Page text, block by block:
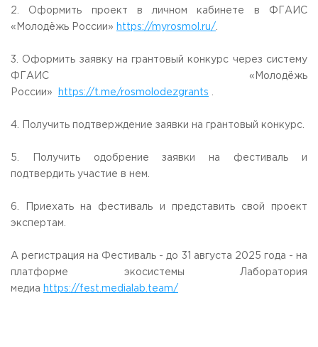
2. Оформить проект в личном кабинете в ФГАИС
«Молодёжь России» https://myrosmol.ru/
3. Оформить заявку на грантовый конкурс через систему
ФГАИС «Молодёжь
России»
https://t.me/rosmolodezgrants
4. Получить подтверждение заявки на грантовый конкурс.
5. Получить одобрение заявки на фестиваль и
подтвердить участие в нем.
6. Приехать на фестиваль и представить свой проект
экспертам.
А регистрация на Фестиваль - до 31 августа 2025 года - на
платформе экосистемы Лаборатория
медиа https://fest.medialab.team/